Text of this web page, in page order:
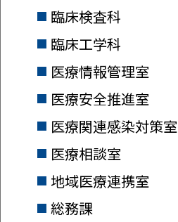
臨床検査科
臨床工学科
医療情報管理室
医療安全推進室
医療関連感染対策室
医療相談室
地域医療連携室
総務課